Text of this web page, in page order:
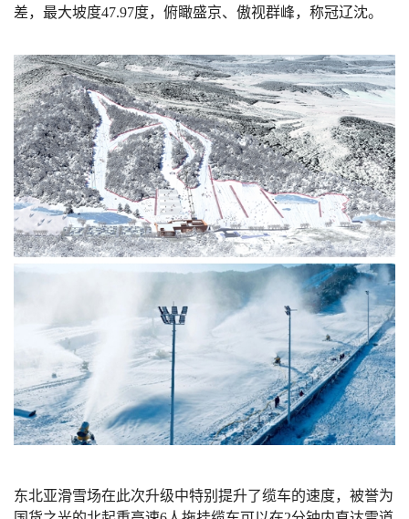
差，最大坡度47.97度，俯瞰盛京、傲视群峰，称冠辽沈。
东北亚滑雪场在此次升级中特别提升了缆车的速度，被誉为